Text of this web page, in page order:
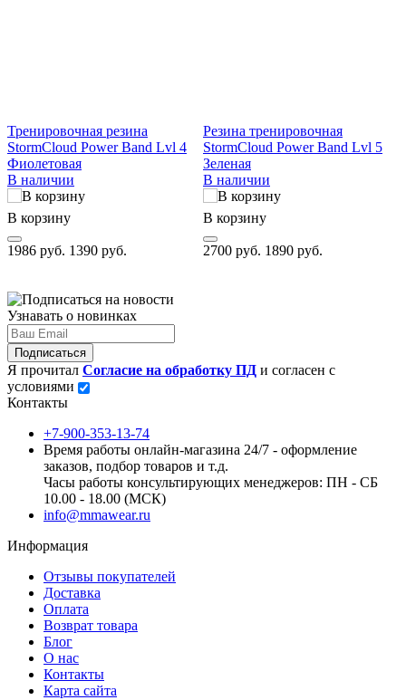
Тренировочная резина
StormCloud Power Band Lvl 4
Фиолетовая
В наличии
В корзину
1986 руб. 1390 руб.
Резина тренировочная
StormCloud Power Band Lvl 5
Зеленая
В наличии
В корзину
2700 руб. 1890 руб.
Узнавать о новинках
Подписаться
Я прочитал Согласие на обработку ПД и согласен с
условиями
Контакты
+7-900-353-13-74
Время работы онлайн-магазина 24/7 - оформление
заказов, подбор товаров и т.д.
Часы работы консультирующих менеджеров: ПН - СБ
10.00 - 18.00 (МСК)
info@mmawear.ru
Информация
Отзывы покупателей
Доставка
Оплата
Возврат товара
Блог
О нас
Контакты
Карта сайта